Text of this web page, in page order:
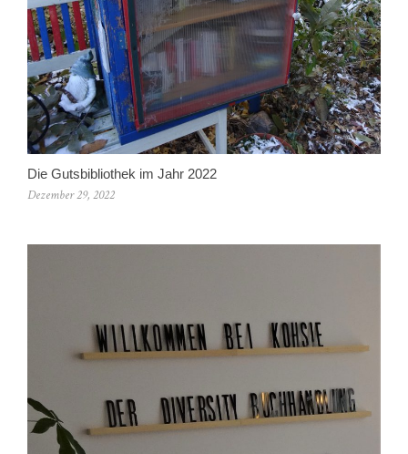
Die Gutsbibliothek im Jahr 2022
Dezember 29, 2022